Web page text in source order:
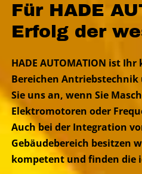
Für HADE
Erfolg der
HADE AUTOMATION ist
Bereichen
Sie uns an, wenn Sie
Elektromotoren oder
Auch bei der Integration
Gebäudebereich besitzen
kompetent und finden die